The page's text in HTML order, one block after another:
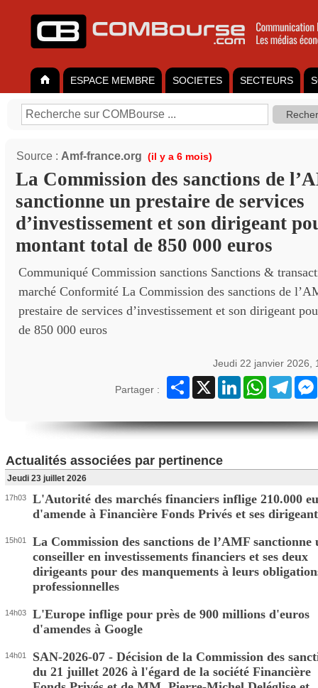
ESPACE MEMBRE SOCIETES SECTEURS
Source : Amf-france.org (il y a 6 mois)
La Commission des sanctions de
sanctionne un prestaire de services
d’investissement et son dirigeant
montant total de 850 000 euros
Communiqué Commission sanctions Sanctions &
marché Conformité La Commission des sanctions de
prestaire de services d’investissement et son dirigeant
de 850 000 euros
Jeudi 22 janvier 2026,
Partager :
Partager
X LinkedInWhatsApp
Actualités associées par pertinence
Jeudi 23 juillet 2026
17h03
L'Autorité des marchés financiers inflige 210.000
d'amende à Financière Fonds Privés et ses
15h01
La Commission des sanctions de l’AMF sanctionne
conseiller en investissements financiers et ses deux
dirigeants pour des manquements à leurs
professionnelles
14h03
L'Europe inflige pour près de 900 millions d'euros
d'amendes à Google
14h01
SAN-2026-07 - Décision de la Commission des
du 21 juillet 2026 à l'égard de la société Financière